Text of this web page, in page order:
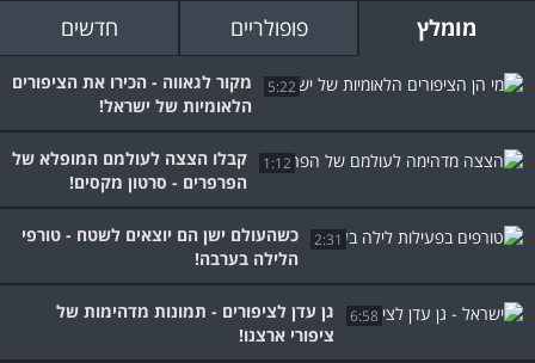
מומלץ פופולריים חדשים
5:22
מקור לגאווה - הכירו את הציפורים
הלאומיות של ישראל!
1:12
קבלו הצצה לעולמם המופלא של
הפרפרים - סרטון מקסים!
2:31
כשהעולם ישן הם יוצאים לשטח - טורפי
הלילה בערבה!
6:58
גן עדן לציפורים - תמונות מדהימות של
ציפורי ארצנו!